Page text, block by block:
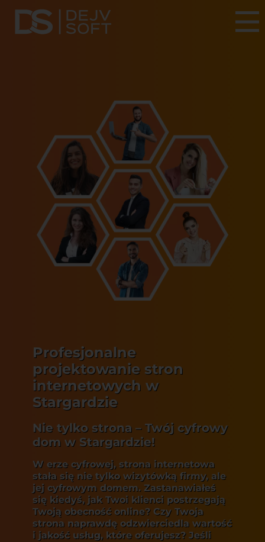
Profesjonalne
projektowanie stron
internetowych w
Stargardzie
Nie tylko strona – Twój cyfrowy
dom w Stargardzie!
W erze cyfrowej, strona internetowa
stała się nie tylko wizytówką firmy, ale
jej cyfrowym domem. Zastanawiałeś
się kiedyś, jak Twoi klienci postrzegają
Twoją obecność online? Czy Twoja
strona naprawdę odzwierciedla wartość
i jakość usług, które oferujesz? Jeśli